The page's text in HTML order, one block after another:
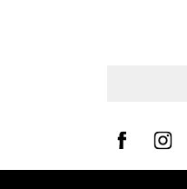
Visit us onVisit